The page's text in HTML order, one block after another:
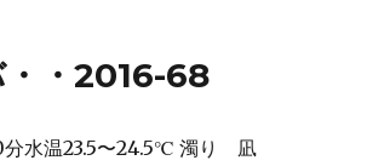
・2016-68
分水温23.5〜24.5℃ 濁り 凪